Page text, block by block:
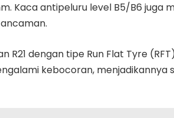
Kaca antipeluru level B5/B6 juga
R21 dengan tipe Run Flat Tyre
kebocoran, menjadikannya